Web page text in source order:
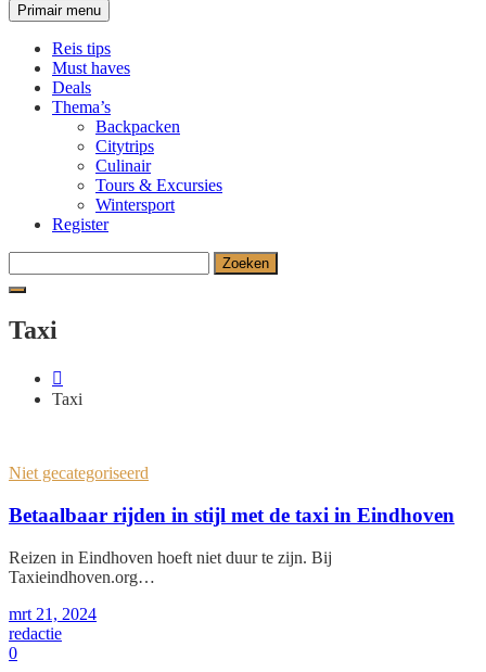
Primair menu
Reis tips
Must haves
Deals
Thema’s
Backpacken
Citytrips
Culinair
Tours & Excursies
Wintersport
Register
naar:
Taxi
Taxi
Niet gecategoriseerd
Betaalbaar rijden in stijl met de taxi in Eindhoven
Reizen in Eindhoven hoeft niet duur te zijn. Bij
Taxieindhoven.org…
mrt 21, 2024
redactie
0